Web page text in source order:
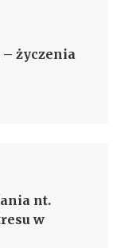
życzenia
nt.
w